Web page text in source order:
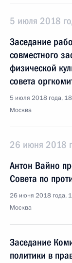
5 июля 2018
Заседание
совместного
физической
совета
5 июля 2018 года,
Москва
26 июня 2018
Антон Вайно
Совета по
26 июня 2018 года,
Москва
Заседание
политики в